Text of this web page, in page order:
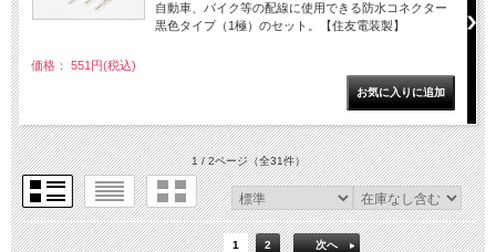
自動車、バイク等の配線に使用できる防水コネクター
黒色タイプ（1極）のセット。【住友電装製】
価格： 551円(税込)
1 / 2ページ（全31件）
1 2 次へ